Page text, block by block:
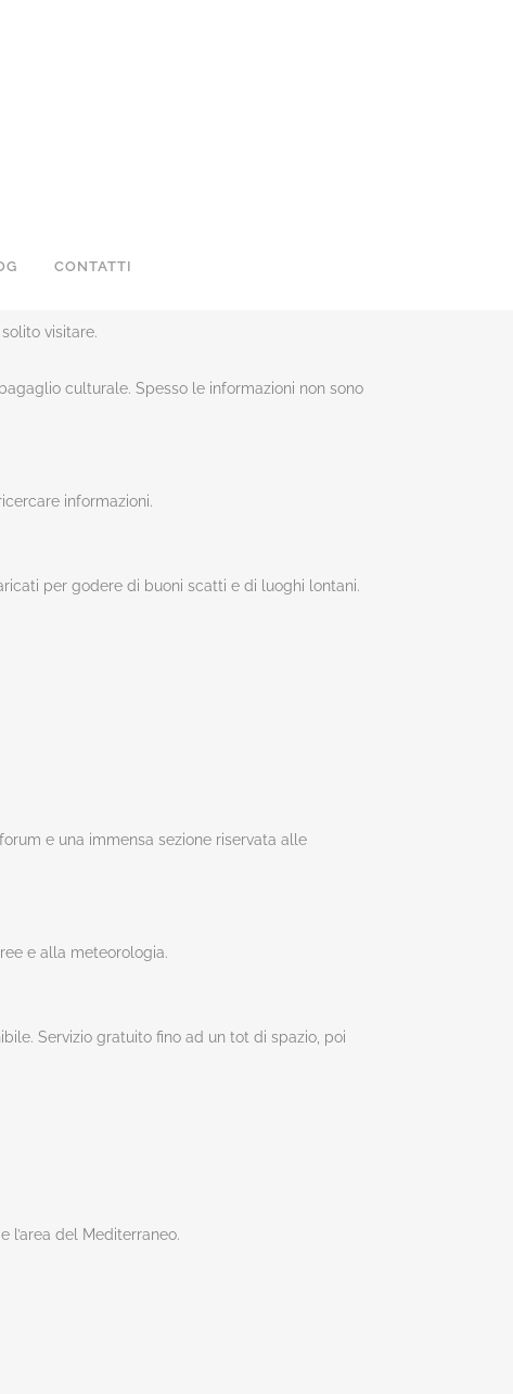
CONTATTI
visitare.
culturale. Spesso le informazioni non sono
informazioni.
per godere di buoni scatti e di luoghi lontani.
e una immensa sezione riservata alle
e alla meteorologia.
Servizio gratuito fino ad un tot di spazio, poi
l’area del Mediterraneo.